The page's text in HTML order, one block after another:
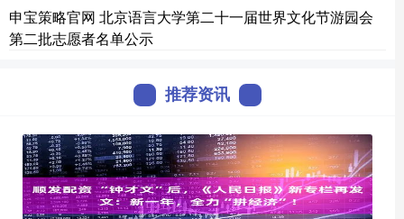
申宝策略官网 北京语言大学第二十一届世界文化节游园会
第二批志愿者名单公示
推荐资讯